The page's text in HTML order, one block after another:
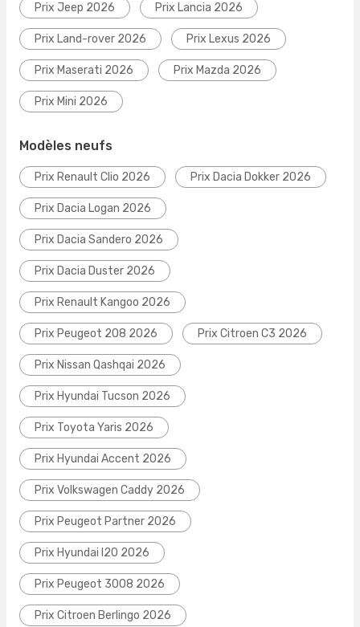
Prix Jeep 2026 Prix Lancia 2026
Prix Land-rover 2026 Prix Lexus 2026
Prix Maserati 2026 Prix Mazda 2026
Prix Mini 2026
Modèles neufs
Prix Renault Clio 2026 Prix Dacia Dokker 2026
Prix Dacia Logan 2026
Prix Dacia Sandero 2026
Prix Dacia Duster 2026
Prix Renault Kangoo 2026
Prix Peugeot 208 2026 Prix Citroen C3 2026
Prix Nissan Qashqai 2026
Prix Hyundai Tucson 2026
Prix Toyota Yaris 2026
Prix Hyundai Accent 2026
Prix Volkswagen Caddy 2026
Prix Peugeot Partner 2026
Prix Hyundai I20 2026
Prix Peugeot 3008 2026
Prix Citroen Berlingo 2026